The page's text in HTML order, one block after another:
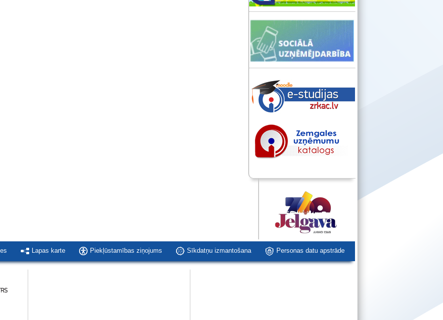
Lapas karte Piekļūstamības ziņojums Sīkdatņu izmantošana Personas datu apstrāde